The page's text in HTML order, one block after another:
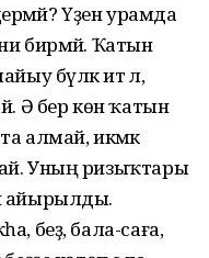
Үҙен урамда
бирмәй. Ҡатын
бүләк итә лә,
Ә бер көн ҡатын
алмай, икмәк
Уның ризыҡтары
айырылды.
беҙ, бала-саға,